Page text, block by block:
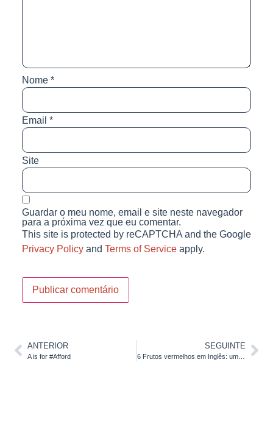
Nome *
Email *
Site
Guardar o meu nome, email e site neste navegador
para a próxima vez que eu comentar.
This site is protected by reCAPTCHA and the Google
Privacy Policyand Terms of Serviceapply.
ANTERIOR
A is for #Afford
SEGUINTE
6 Frutos vermelhos em Inglês: uma confusão de “berries”